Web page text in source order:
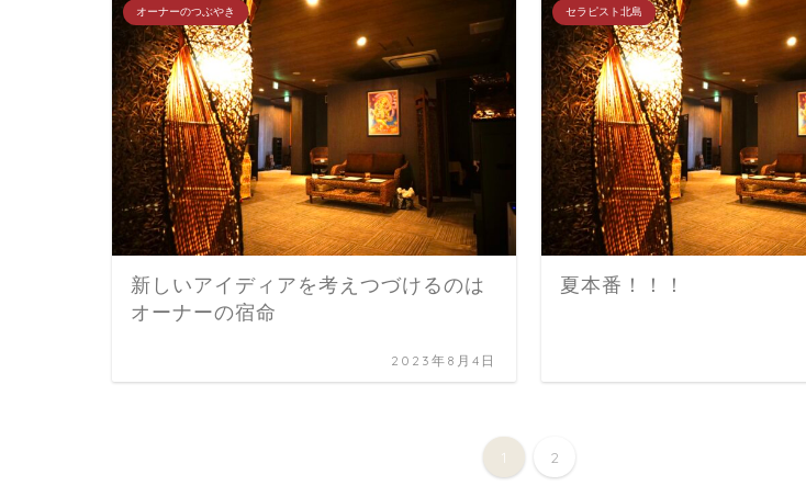
オーナーのつぶやき
新しいアイディアを考えつづけるのは
オーナーの宿命
2023年8月4日
セラピスト北島
夏本番！！！
1 2